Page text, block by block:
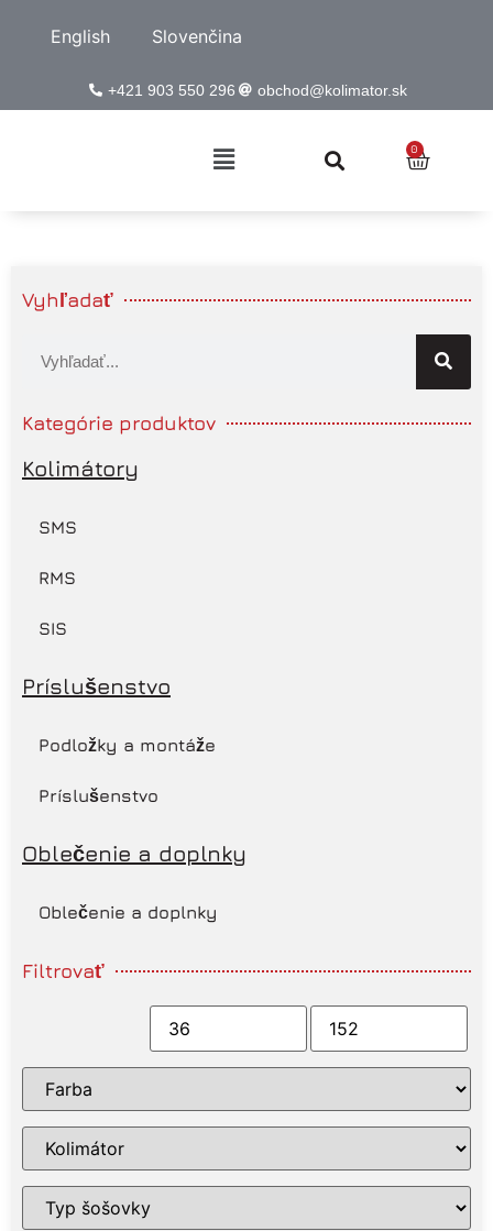
English Slovenčina
+421 903 550 296 obchod@kolimator.sk
0
Vyhľadať
Kategórie produktov
Kolimátory
SMS
RMS
SIS
Príslušenstvo
Podložky a montáže
Príslušenstvo
Oblečenie a doplnky
Oblečenie a doplnky
Filtrovať